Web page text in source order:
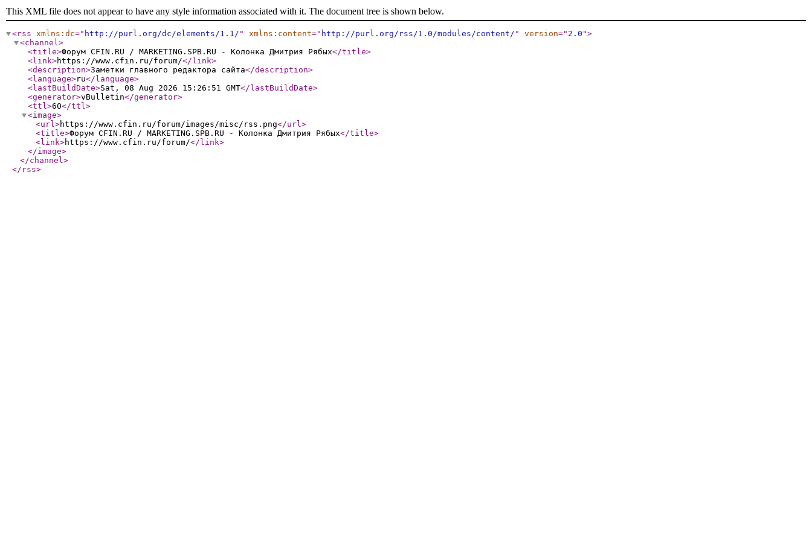
This XML file does not appear to have any style information associated with it. The document tree is shown below.
<rss xmlns:dc=" http://purl.org/dc/elements/1.1/ " xmlns:content=" http://purl.org/rss/1.0/modules/content/ " version=" 2.0 ">
<channel>
<title>Форум CFIN.RU / MARKETING.SPB.RU - Колонка Дмитрия Рябых</title>
<link>https://www.cfin.ru/forum/</link>
<description>Заметки главного редактора сайта</description>
<language>ru</language>
<lastBuildDate>Sat, 08 Aug 2026 15:26:51 GMT</lastBuildDate>
<generator>vBulletin</generator>
<ttl>60</ttl>
<image>
<url>https://www.cfin.ru/forum/images/misc/rss.png</url>
<title>Форум CFIN.RU / MARKETING.SPB.RU - Колонка Дмитрия Рябых</title>
<link>https://www.cfin.ru/forum/</link>
</image>
</channel>
</rss>